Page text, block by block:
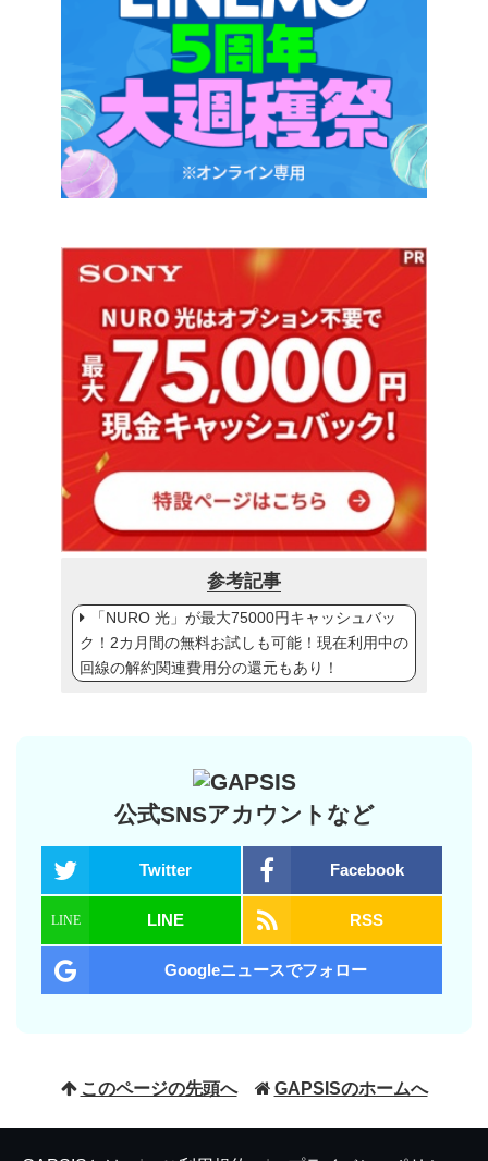
参考記事
「NURO 光」が最大75000円キャッシュバッ
ク！2カ月間の無料お試しも可能！現在利用中の
回線の解約関連費用分の還元もあり！
公式SNSアカウントなど
Twitter Facebook
LINE RSS
Googleニュースでフォロー
このページの先頭へ GAPSISのホームへ